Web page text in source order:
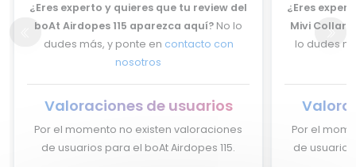
¿Eres experto y quieres que tu review del
boAt Airdopes 115 aparezca aquí? No lo
dudes más, y ponte en contacto con
nosotros
Valoraciones de usuarios
Por el momento no existen valoraciones
de usuarios para el boAt Airdopes 115.
¿Eres
Mivi Collar
lo dudes
Por el
de usuarios